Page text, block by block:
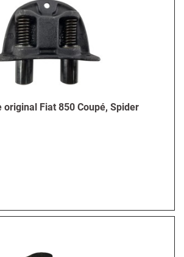
original Fiat 850 Coupé, Spider